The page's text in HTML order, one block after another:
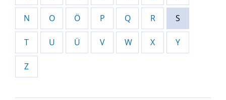
N O Ö P Q R S
T U Ü V W X Y
Z